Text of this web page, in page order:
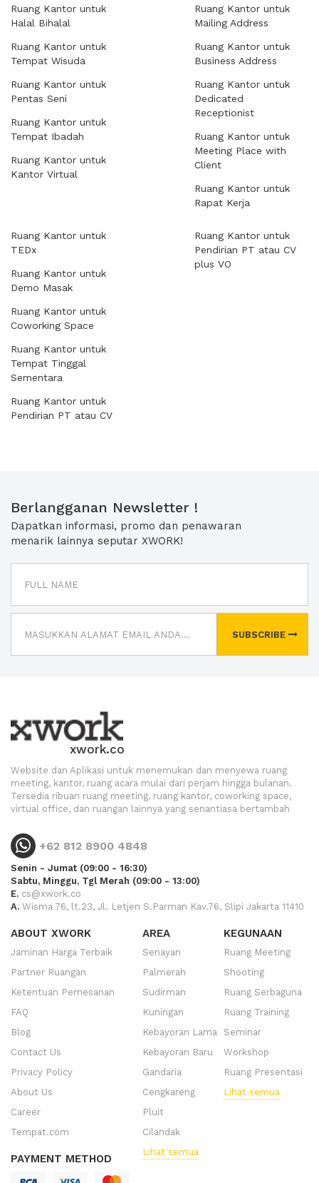
Ruang Kantor untuk
Halal Bihalal
Ruang Kantor untuk
Tempat Wisuda
Ruang Kantor untuk
Pentas Seni
Ruang Kantor untuk
Tempat Ibadah
Ruang Kantor untuk
Kantor Virtual
Ruang Kantor untuk
Mailing Address
Ruang Kantor untuk
Business Address
Ruang Kantor untuk
Dedicated
Receptionist
Ruang Kantor untuk
Meeting Place with
Client
Ruang Kantor untuk
Rapat Kerja
Ruang Kantor untuk
TEDx
Ruang Kantor untuk
Demo Masak
Ruang Kantor untuk
Coworking Space
Ruang Kantor untuk
Tempat Tinggal
Sementara
Ruang Kantor untuk
Pendirian PT atau CV
Ruang Kantor untuk
Pendirian PT atau CV
plus VO
Berlangganan Newsletter !
Dapatkan informasi, promo dan penawaran
menarik lainnya seputar XWORK!
SUBSCRIBE
xwork.co
Website dan Aplikasi untuk menemukan dan menyewa ruang
meeting, kantor, ruang acara mulai dari perjam hingga bulanan.
Tersedia ribuan ruang meeting, ruang kantor, coworking space,
virtual office, dan ruangan lainnya yang senantiasa bertambah
+62 812 8900 4848
Senin - Jumat (09:00 - 16:30)
Sabtu, Minggu, Tgl Merah (09:00 - 13:00)
E. cs@xwork.co
A. Wisma 76, lt.23, Jl. Letjen S.Parman Kav.76, Slipi Jakarta 11410
ABOUT XWORK
Jaminan Harga Terbaik
Partner Ruangan
Ketentuan Pemesanan
FAQ
Blog
Contact Us
Privacy Policy
About Us
Career
Tempat.com
PAYMENT METHOD
AREA
Senayan
Palmerah
Sudirman
Kuningan
Kebayoran Lama
Kebayoran Baru
Gandaria
Cengkareng
Pluit
Cilandak
Lihat semua
KEGUNAAN
Ruang Meeting
Shooting
Ruang Serbaguna
Ruang Training
Seminar
Workshop
Ruang Presentasi
Lihat semua